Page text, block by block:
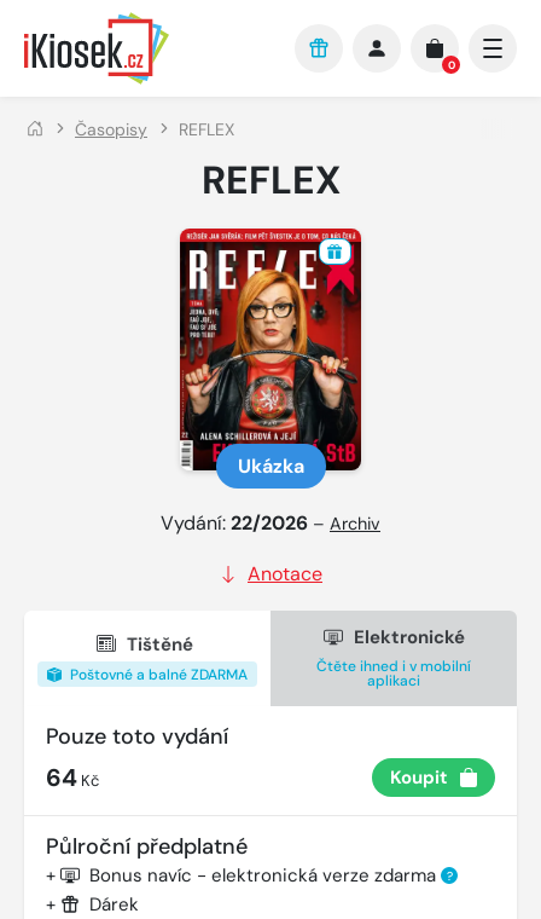
Přejít na hlavní obsah
0
Časopisy REFLEX
REFLEX
Ukázka
Vydání:22/2026 – Archiv
Anotace
Tištěné
Poštovné a balné ZDARMA
Elektronické
Čtěte ihned i v mobilní
aplikaci
Pouze toto vydání
64 Kč Koupit
Půlroční předplatné
+ Bonus navíc - elektronická verze zdarma ?
+ Dárek